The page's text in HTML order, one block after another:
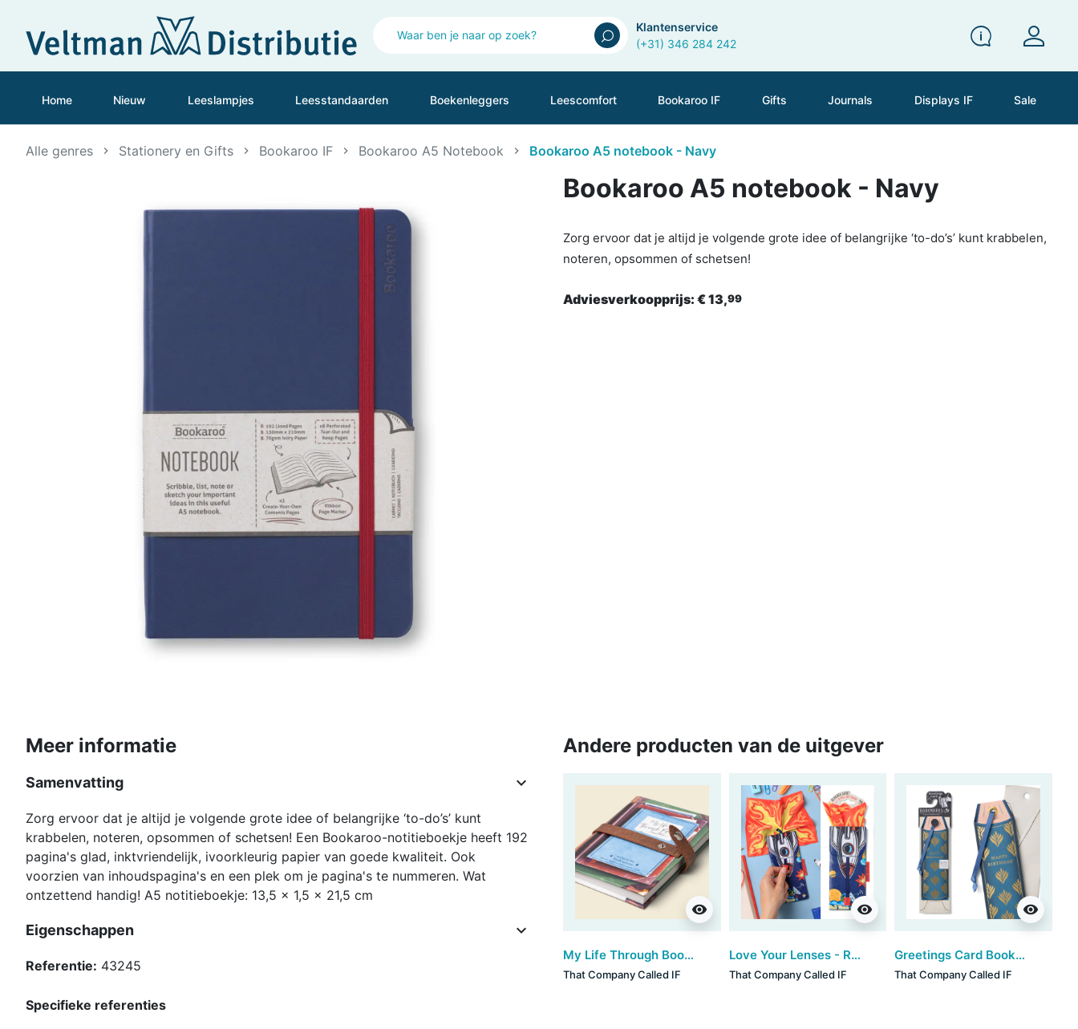
Klantenservice
(+31) 346 284 242
Home Nieuw Leeslampjes Leesstandaarden Boekenleggers Leescomfort Bookaroo IF Gifts Journals Displays IF Sale
Alle genres Stationery en Gifts Bookaroo IF Bookaroo A5 Notebook Bookaroo A5 notebook - Navy
Bookaroo A5 notebook - Navy
Zorg ervoor dat je altijd je volgende grote idee of belangrijke ‘to-do’s’ kunt krabbelen,
noteren, opsommen of schetsen!
Adviesverkoopprijs: € 13,99
Meer informatie
Samenvatting 
Zorg ervoor dat je altijd je volgende grote idee of belangrijke ‘to-do’s’ kunt
krabbelen, noteren, opsommen of schetsen! Een Bookaroo-notitieboekje heeft 192
pagina's glad, inktvriendelijk, ivoorkleurig papier van goede kwaliteit. Ook
voorzien van inhoudspagina's en een plek om je pagina's te nummeren. Wat
ontzettend handig! A5 notitieboekje: 13,5 x 1,5 x 21,5 cm
Eigenschappen 
Referentie: 43245
Specifieke referenties
Andere producten van de uitgever
visibility
My Life Through Books - a Diary for Book Lovers
That Company Called IF
visibility
Love Your Lenses - Rocket (set van 3)
That Company Called IF
visibility
Greetings Card Bookmarks - Happy Birthday (set van 3)
That Company Called IF